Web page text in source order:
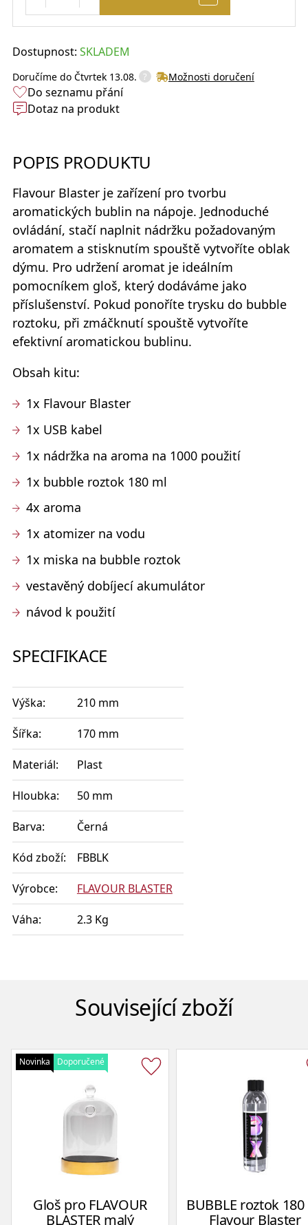
Dostupnost: SKLADEM
Doručíme do Čtvrtek 13.08. ? Možnosti doručení
Do seznamu přání
Dotaz na produkt
POPIS PRODUKTU
Flavour Blasterje zařízení pro tvorbu
aromatických bublin na nápoje. Jednoduché
ovládání, stačí naplnit nádržku požadovaným
aromatem a stisknutím spouště vytvoříte oblak
dýmu. Pro udržení aromat je ideálním
pomocníkem gloš, který dodáváme jako
příslušenství. Pokud ponoříte trysku do bubble
roztoku, při zmáčknutí spouště vytvoříte
efektivní aromatickou bublinu.
Obsah kitu:
1x Flavour Blaster
1x USB kabel
1x nádržka na aroma na 1000 použití
1x bubble roztok 180 ml
4x aroma
1x atomizer na vodu
1x miska na bubble roztok
vestavěný dobíjecí akumulátor
návod k použití
SPECIFIKACE
Výška: 210 mm
Šířka: 170 mm
Materiál: Plast
Hloubka: 50 mm
Barva: Černá
Kód zboží: FBBLK
Výrobce: FLAVOUR BLASTER
Váha: 2.3 Kg
Související zboží
Novinka Doporučené
Gloš pro FLAVOUR
BLASTER malý
BUBBLE roztok
Flavour Blaster